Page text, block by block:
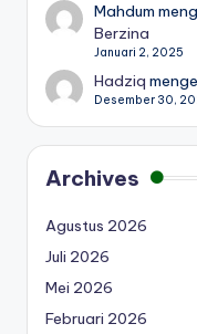
Mahdum
Berzina
Januari 2, 2025
Hadziq
Desember 30,
Archives
Agustus 2026
Juli 2026
Mei 2026
Februari 2026